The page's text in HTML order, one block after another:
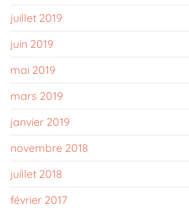
juillet 2019
juin 2019
mai 2019
mars 2019
janvier 2019
novembre 2018
juillet 2018
février 2017